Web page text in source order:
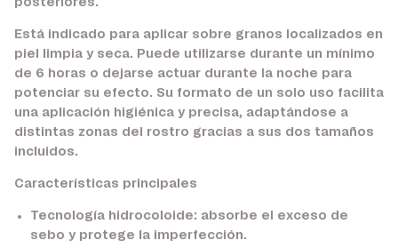
posteriores.
Está indicado para aplicar sobre granos localizados en
piel limpia y seca. Puede utilizarse durante un mínimo
de 6 horas o dejarse actuar durante la noche para
potenciar su efecto. Su formato de un solo uso facilita
una aplicación higiénica y precisa, adaptándose a
distintas zonas del rostro gracias a sus dos tamaños
incluidos.
Características principales
Tecnología hidrocoloide: absorbe el exceso de
sebo y protege la imperfección.